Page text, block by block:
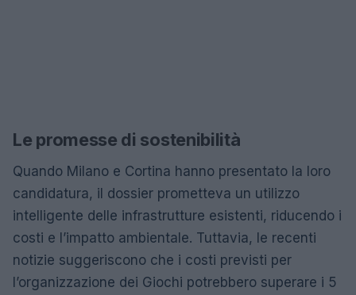
Le promesse di sostenibilità
Quando Milano e Cortina hanno presentato la loro
candidatura, il dossier prometteva un utilizzo
intelligente delle infrastrutture esistenti, riducendo i
costi e l’impatto ambientale. Tuttavia, le recenti
notizie suggeriscono che i costi previsti per
l’organizzazione dei Giochi potrebbero superare i 5